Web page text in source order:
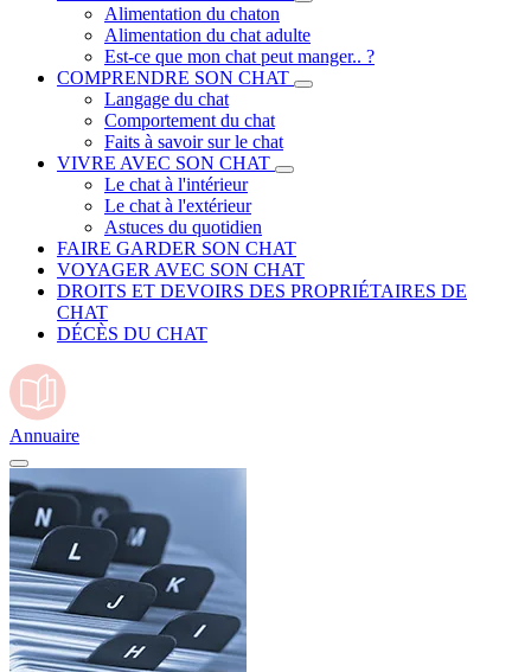
Alimentation du chaton
Alimentation du chat adulte
Est-ce que mon chat peut manger.. ?
COMPRENDRE SON CHAT
Langage du chat
Comportement du chat
Faits à savoir sur le chat
VIVRE AVEC SON CHAT
Le chat à l'intérieur
Le chat à l'extérieur
Astuces du quotidien
FAIRE GARDER SON CHAT
VOYAGER AVEC SON CHAT
DROITS ET DEVOIRS DES PROPRIÉTAIRES DE
CHAT
DÉCÈS DU CHAT
Annuaire